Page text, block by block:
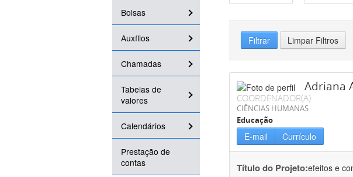
Bolsas
Auxílios
Chamadas
Tabelas de
valores
Calendários
Prestação de
contas
Filtrar Limpar Filtros
Adriana
COORDENADOR(A)
CIÊNCIAS HUMANAS
Educação
E-mail Currículo
Título do Projeto:efeitos e